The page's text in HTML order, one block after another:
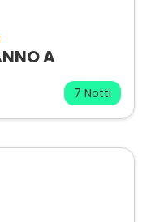
A
7 Notti